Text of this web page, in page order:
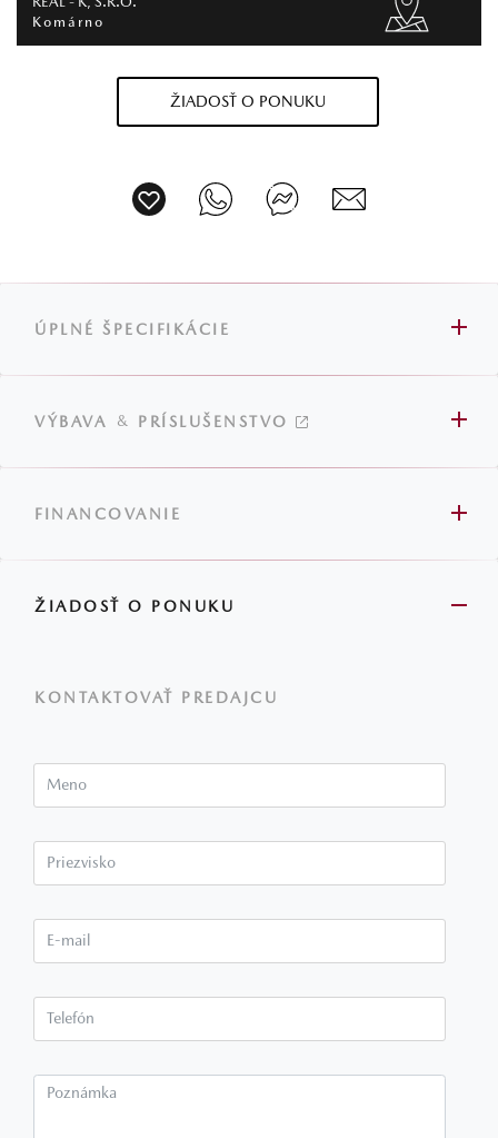
Komárno
ŽIADOSŤ O PONUKU
ÚPLNÉ ŠPECIFIKÁCIE
VÝBAVA & PRÍSLUŠENSTVO
FINANCOVANIE
ŽIADOSŤ O PONUKU
KONTAKTOVAŤ PREDAJCU